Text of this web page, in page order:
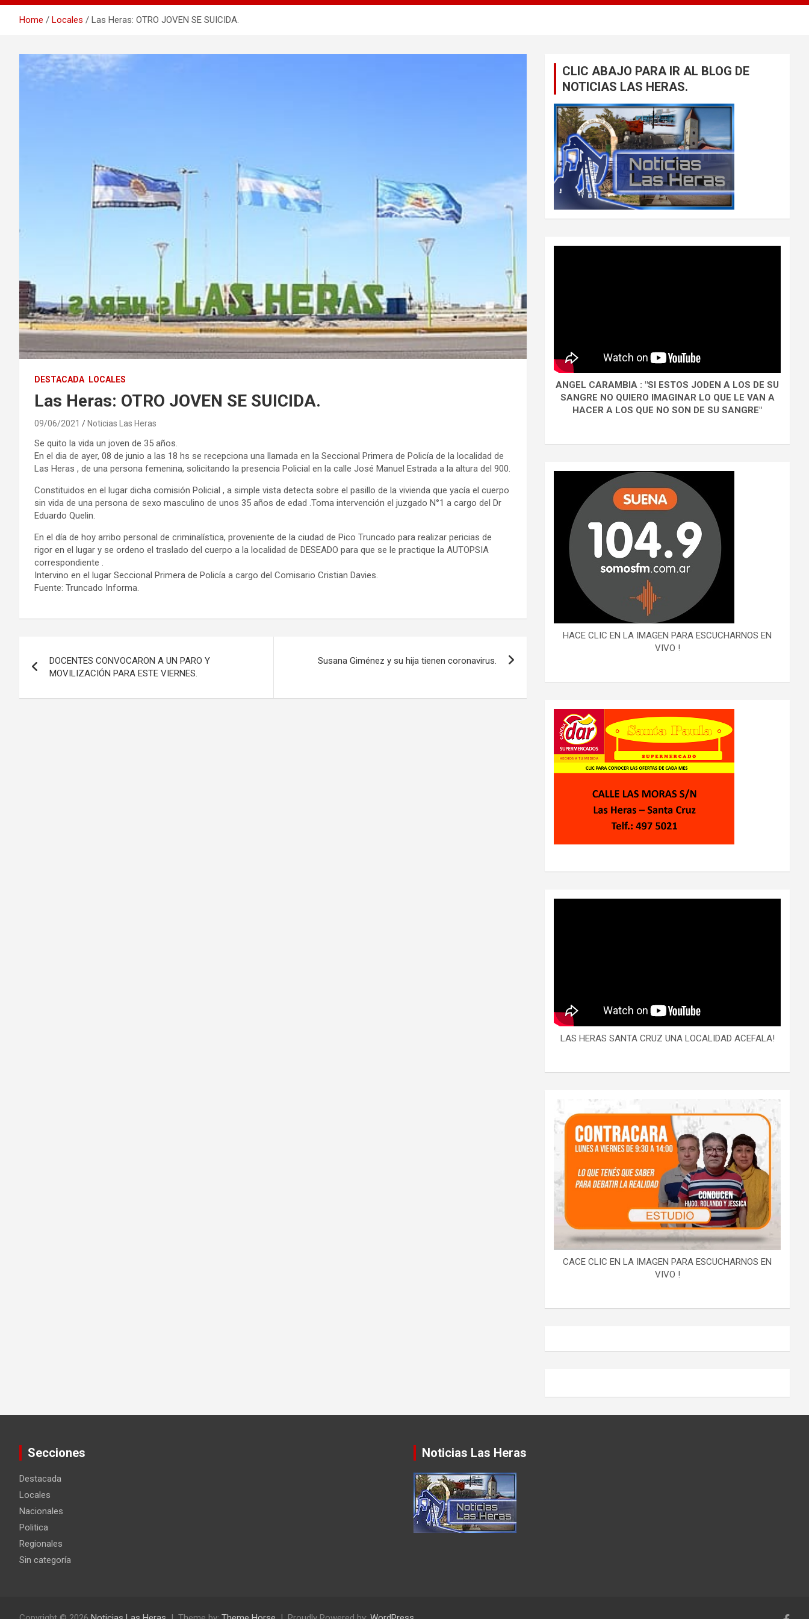
Home Locales Las Heras: OTRO JOVEN SE SUICIDA.
DESTACADA LOCALES
Las Heras: OTRO JOVEN SE SUICIDA.
09/06/2021 Noticias Las Heras
Se quito la vida un joven de 35 años.
En el dia de ayer, 08 de junio a las 18 hs se recepciona una llamada en la Seccional Primera de Policía de la localidad de
Las Heras , de una persona femenina, solicitando la presencia Policial en la calle José Manuel Estrada a la altura del 900.
Constituidos en el lugar dicha comisión Policial , a simple vista detecta sobre el pasillo de la vivienda que yacía el cuerpo
sin vida de una persona de sexo masculino de unos 35 años de edad .Toma intervención el juzgado N°1 a cargo del Dr
Eduardo Quelin.
En el día de hoy arribo personal de criminalística, proveniente de la ciudad de Pico Truncado para realizar pericias de
rigor en el lugar y se ordeno el traslado del cuerpo a la localidad de DESEADO para que se le practique la AUTOPSIA
correspondiente .
Intervino en el lugar Seccional Primera de Policía a cargo del Comisario Cristian Davies.
Fuente: Truncado Informa.
de
entradas
DOCENTES CONVOCARON A UN PARO Y
MOVILIZACIÓN PARA ESTE VIERNES.
Susana Giménez y su hija tienen coronavirus.
CLIC ABAJO PARA IR AL BLOG DE
NOTICIAS LAS HERAS.
ANGEL CARAMBIA : "SI ESTOS JODEN A LOS DE SU
SANGRE NO QUIERO IMAGINAR LO QUE LE VAN A
HACER A LOS QUE NO SON DE SU SANGRE"
HACE CLIC EN LA IMAGEN PARA ESCUCHARNOS EN
VIVO !
LAS HERAS SANTA CRUZ UNA LOCALIDAD ACEFALA!
CACE CLIC EN LA IMAGEN PARA ESCUCHARNOS EN
VIVO !
Secciones
Destacada
Locales
Nacionales
Politica
Regionales
Sin categoría
Noticias Las Heras